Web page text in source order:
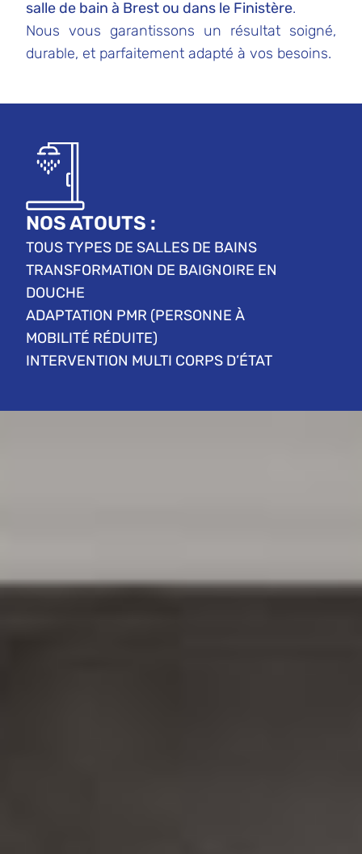
salle de bain à Brest ou dans le Finistère.
Nous vous garantissons un résultat soigné,
durable, et parfaitement adapté à vos besoins.
NOS ATOUTS :
TOUS TYPES DE SALLES DE BAINS
TRANSFORMATION DE BAIGNOIRE EN
DOUCHE
ADAPTATION PMR (PERSONNE À
MOBILITÉ RÉDUITE)
INTERVENTION MULTI CORPS D’ÉTAT